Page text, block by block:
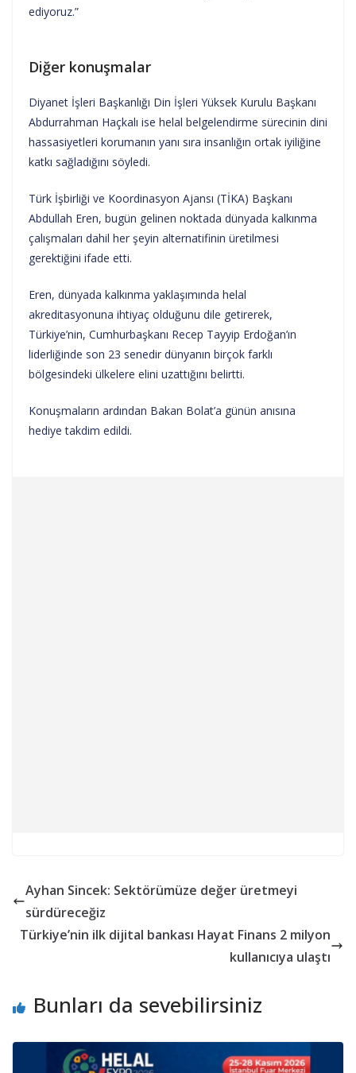
ediyoruz.”
Diğer konuşmalar
Diyanet İşleri Başkanlığı Din İşleri Yüksek Kurulu Başkanı
Abdurrahman Haçkalı ise helal belgelendirme sürecinin dini
hassasiyetleri korumanın yanı sıra insanlığın ortak iyiliğine
katkı sağladığını söyledi.
Türk İşbirliği ve Koordinasyon Ajansı (TİKA) Başkanı
Abdullah Eren, bugün gelinen noktada dünyada kalkınma
çalışmaları dahil her şeyin alternatifinin üretilmesi
gerektiğini ifade etti.
Eren, dünyada kalkınma yaklaşımında helal
akreditasyonuna ihtiyaç olduğunu dile getirerek,
Türkiye’nin, Cumhurbaşkanı Recep Tayyip Erdoğan’ın
liderliğinde son 23 senedir dünyanın birçok farklı
bölgesindeki ülkelere elini uzattığını belirtti.
Konuşmaların ardından Bakan Bolat’a günün anısına
hediye takdim edildi.
Ayhan Sincek: Sektörümüze değer üretmeyi
sürdüreceğiz
Türkiye’nin ilk dijital bankası Hayat Finans 2 milyon
kullanıcıya ulaştı
Bunları da sevebilirsiniz